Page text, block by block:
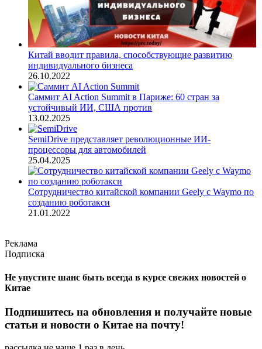
Китай вводит правила, способствующие развитию
индивидуального бизнеса
26.10.2022
Саммит AI Action Summit в Париже: 60 стран за
устойчивый ИИ, США против
13.02.2025
SemiDrive представляет революционные ИИ-
процессоры для автомобилей
25.04.2025
Сотрудничество китайской компании Geely с Waymo по
созданию роботакси
21.01.2022
Реклама
Подписка
Не упустите шанс быть всегда в курсе свежих новостей о
Китае
Подпишитесь на обновления и получайте новые
статьи и новости о Китае на почту!